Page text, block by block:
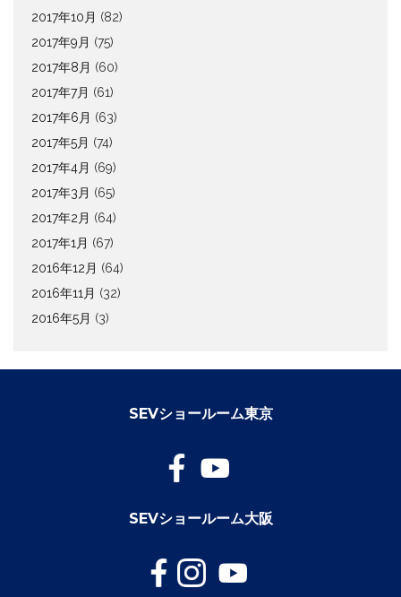
2017年10月 (82)
2017年9月 (75)
2017年8月 (60)
2017年7月 (61)
2017年6月 (63)
2017年5月 (74)
2017年4月 (69)
2017年3月 (65)
2017年2月 (64)
2017年1月 (67)
2016年12月 (64)
2016年11月 (32)
2016年5月 (3)
SEVショールーム東京
SEVショールーム大阪